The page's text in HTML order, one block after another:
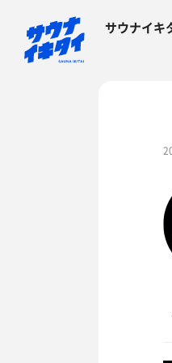
サウナイキ